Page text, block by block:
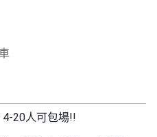
20人可包場!!